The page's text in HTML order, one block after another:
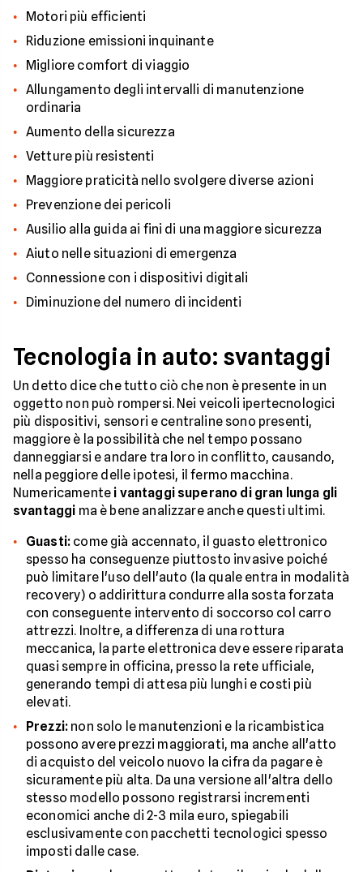
Motori più efficienti
Riduzione emissioni inquinante
Migliore comfort di viaggio
Allungamento degli intervalli di manutenzione
ordinaria
Aumento della sicurezza
Vetture più resistenti
Maggiore praticità nello svolgere diverse azioni
Prevenzione dei pericoli
Ausilio alla guida ai fini di una maggiore sicurezza
Aiuto nelle situazioni di emergenza
Connessione con i dispositivi digitali
Diminuzione del numero di incidenti
Tecnologia in auto: svantaggi
Un detto dice che tutto ciò che non è presente in un
oggetto non può rompersi. Nei veicoli ipertecnologici
più dispositivi, sensori e centraline sono presenti,
maggiore è la possibilità che nel tempo possano
danneggiarsi e andare tra loro in conflitto, causando,
nella peggiore delle ipotesi, il fermo macchina.
Numericamente i vantaggi superano di gran lunga gli
svantaggi ma è bene analizzare anche questi ultimi.
Guasti: come già accennato, il guasto elettronico
spesso ha conseguenze piuttosto invasive poiché
può limitare l'uso dell'auto (la quale entra in modalità
recovery) o addirittura condurre alla sosta forzata
con conseguente intervento di soccorso col carro
attrezzi. Inoltre, a differenza di una rottura
meccanica, la parte elettronica deve essere riparata
quasi sempre in officina, presso la rete ufficiale,
generando tempi di attesa più lunghi e costi più
elevati.
Prezzi: non solo le manutenzioni e la ricambistica
possono avere prezzi maggiorati, ma anche all'atto
di acquisto del veicolo nuovo la cifra da pagare è
sicuramente più alta. Da una versione all'altra dello
stesso modello possono registrarsi incrementi
economici anche di 2-3 mila euro, spiegabili
esclusivamente con pacchetti tecnologici spesso
imposti dalle case.